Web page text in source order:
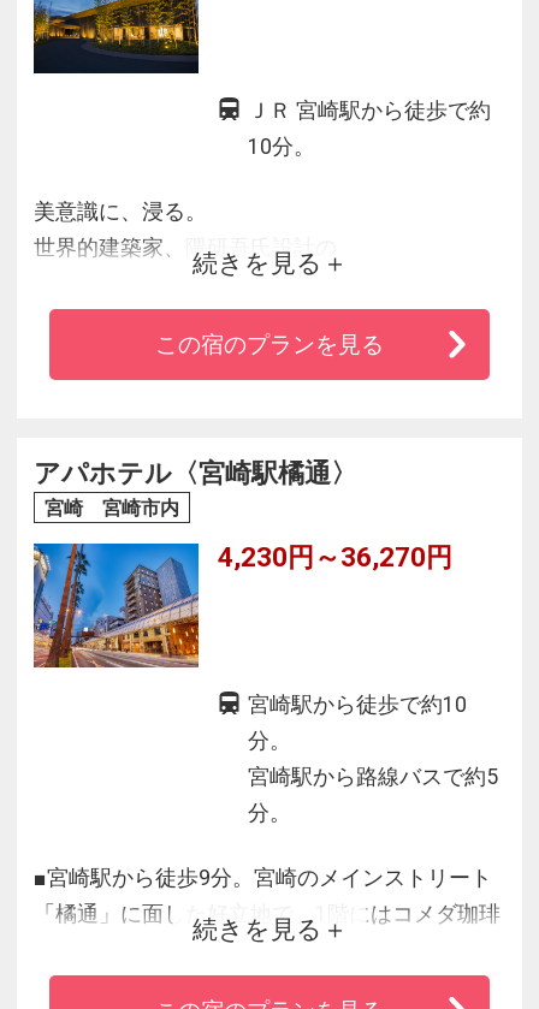
ＪＲ 宮崎駅から徒歩で約
10分。
美意識に、浸る。
世界的建築家、隈研吾氏設計の
機能的で洗練された空間。
地産地消の旬の食材と、職人の技が光る料理。
もてなしのプロが提供する、
時を忘れる贅沢なひと時をお過ごしください
続きを見る
この宿のプランを見る
アパホテル〈宮崎駅橘通〉
宮崎 宮崎市内
4,230円～36,270円
宮崎駅から徒歩で約10
分。
宮崎駅から路線バスで約5
分。
■宮崎駅から徒歩9分。宮崎のメインストリート
「橘通」に面した好立地で、1階にはコメダ珈琲
■駐車場はございません
続きを見る